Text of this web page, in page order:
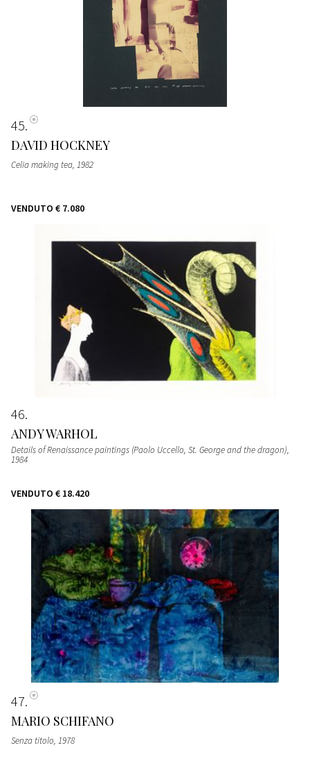
45
DAVID HOCKNEY
Celia making tea, 1982
VENDUTO € 7.080
46
ANDY WARHOL
Details of Renaissance paintings (Paolo Uccello, St. George and the dragon),
1984
VENDUTO € 18.420
47
MARIO SCHIFANO
Senza titolo, 1978